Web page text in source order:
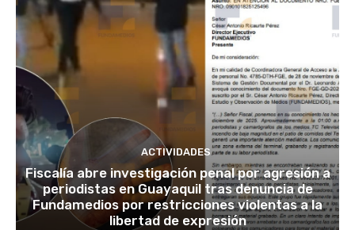
ACTIVIDADES
Fiscalía abre investigación penal por agresión a
periodistas en Guayaquil tras denuncia de
Fundamedios por restricciones violentas a la
libertad de expresión